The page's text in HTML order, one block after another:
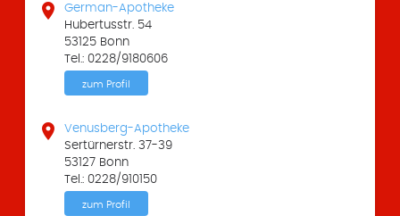

German-Apotheke
Hubertusstr. 54
53125 Bonn
Tel.: 0228/9180606
zum Profil

Venusberg-Apotheke
Sertürnerstr. 37-39
53127 Bonn
Tel.: 0228/910150
zum Profil